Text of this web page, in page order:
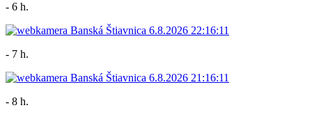
- 6 h.
- 7 h.
- 8 h.